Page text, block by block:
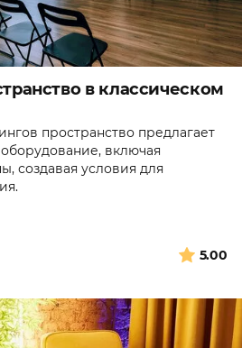
в классическом
пространство предлагает
включая
создавая условия для
5.00